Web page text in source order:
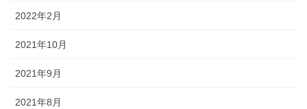
2022年2月
2021年10月
2021年9月
2021年8月